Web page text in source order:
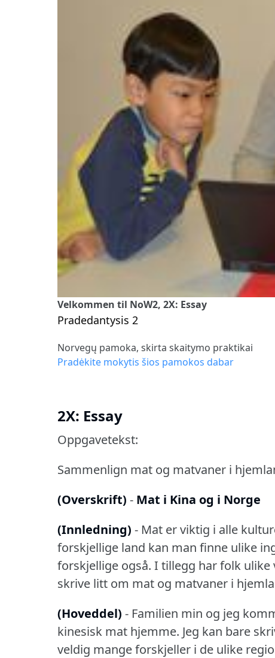
Velkommen til NoW2, 2X: Essay
Pradedantysis 2
Norvegų pamoka, skirta skaitymo praktikai
Pradėkite mokytis šios pamokos dabar
2X: Essay
Oppgavetekst:
Sammenlign mat og matvaner i
(Overskrift) - Mat i Kina og i Norge
(Innledning) - Mat er viktig i alle
forskjellige land kan man finne ulike
forskjellige også. I tillegg har folk ulike
skrive litt om mat og matvaner i
(Hoveddel) - Familien min og jeg
kinesisk mat hjemme. Jeg kan bare
veldig mange forskjeller i de ulike